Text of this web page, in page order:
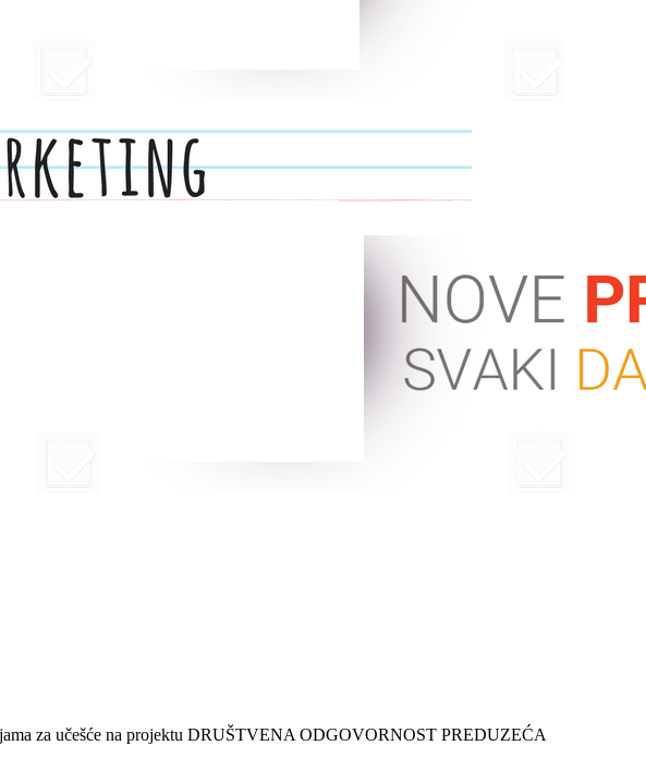
za učešće na projektu DRUŠTVENA ODGOVORNOST PREDUZEĆA